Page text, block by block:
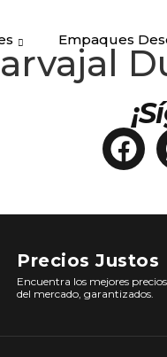
Empaques
Precios Justos
Encuentra los mejores precios
del mercado, garantizados.